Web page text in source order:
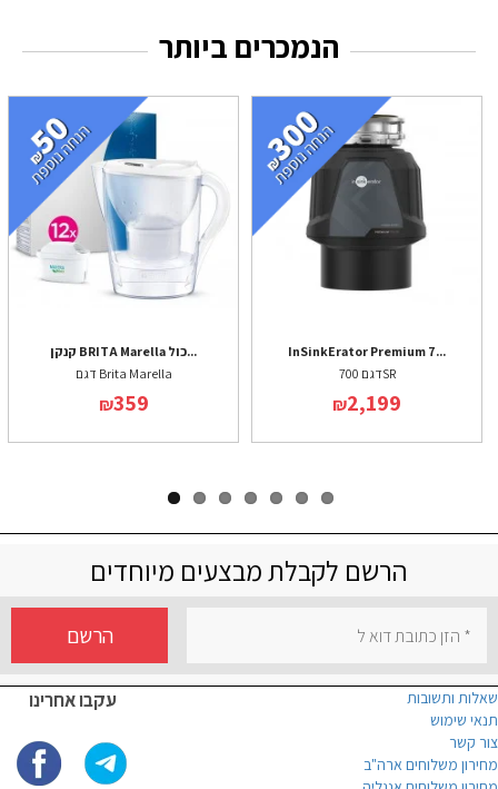
הנמכרים ביותר
קנקן BRITA Marella כול...
דגם Brita Marella
₪359
InSinkErator Premium 7...
דגם 700SR
₪2,199
הרשם לקבלת מבצעים מיוחדים
הרשם
עקבו אחרינו
שאלות ותשובות
תנאי שימוש
צור קשר
מחירון משלוחים ארה"ב